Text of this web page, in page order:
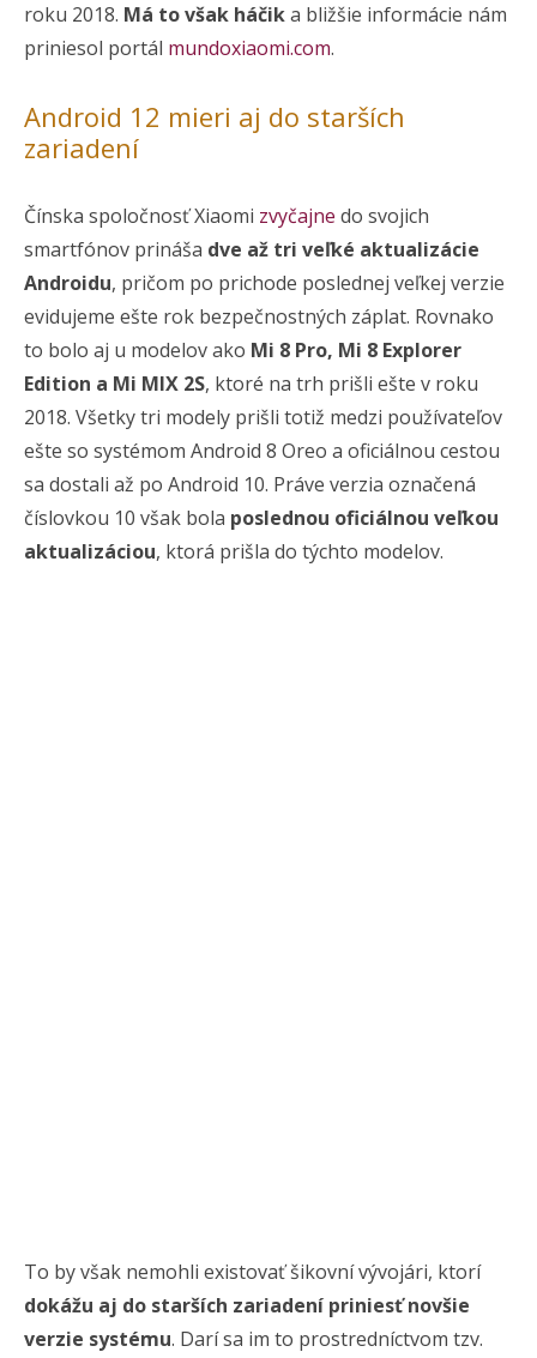
roku 2018. Má to však háčika bližšie informácie nám
priniesol portál mundoxiaomi.com.
Android 12 mieri aj do starších
zariadení
Čínska spoločnosť Xiaomi zvyčajne do svojich
smartfónov prináša dve až tri veľké aktualizácie
Androidu, pričom po prichode poslednej veľkej verzie
evidujeme ešte rok bezpečnostných záplat. Rovnako
to bolo aj u modelov ako Mi 8 Pro, Mi 8 Explorer
Edition a Mi MIX 2S, ktoré na trh prišli ešte v roku
2018. Všetky tri modely prišli totiž medzi používateľov
ešte so systémom Android 8 Oreo a oficiálnou cestou
sa dostali až po Android 10. Práve verzia označená
číslovkou 10 však bola poslednou oficiálnou veľkou
aktualizáciou, ktorá prišla do týchto modelov.
To by však nemohli existovať šikovní vývojári, ktorí
dokážu aj do starších zariadení priniesť novšie
verzie systému. Darí sa im to prostredníctvom tzv.